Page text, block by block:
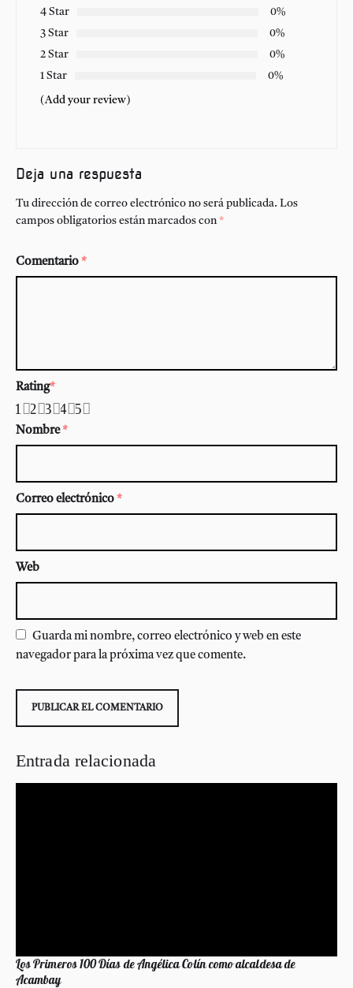
4 Star
0%
3 Star
0%
2 Star
0%
1 Star
0%
(Add your review)
Deja una respuesta
Tu dirección de correo electrónico no será publicada. Los
campos obligatorios están marcados con *
Comentario *
Rating*
5
4
3
2
1
Nombre*
Correo electrónico *
Web
Guarda mi nombre, correo electrónico y web en este
navegador para la próxima vez que comente.
Entrada relacionada
Los Primeros 100 Días de Angélica Colín como alcaldesa de
Acambay